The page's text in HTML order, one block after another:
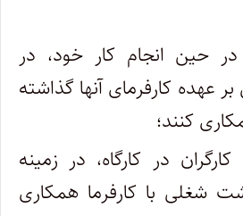
در حین انجام کار خود، در
عهده کارفرمای آنها گذاشته
کنند؛
در کارگاه، در زمینه
شغلی با کارفرما همکاری